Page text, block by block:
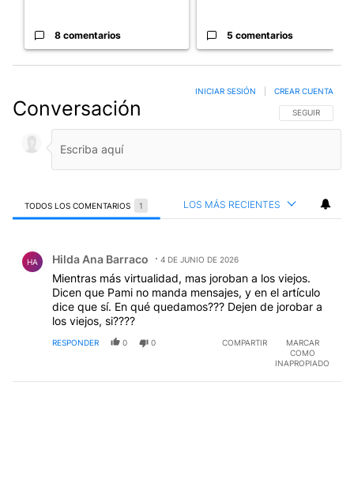
8 comentarios 5 comentarios
Conversación SIGA ESTA
SEGUIR
INICIAR SESIÓN CREAR CUENTA
TODOS LOS COMENTARIOS 1 LOS MÁS RECIENTES
HA Hilda Ana Barraco 4 DE JUNIO DE 2026
Mientras más virtualidad, mas joroban a los viejos.
Dicen que Pami no manda mensajes, y en el artículo
dice que sí. En qué quedamos??? Dejen de jorobar a
los viejos, si????
RESPONDER 0 0 COMPARTIR
MARCAR
COMO
INAPROPIADO